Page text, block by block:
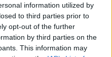
information utilized by
to third parties prior to
opt-out of the further
by third parties on the
This information may
οι δύο άνδρες
τις πολύ σοβαρές
του
πάντως, Αθήνα και